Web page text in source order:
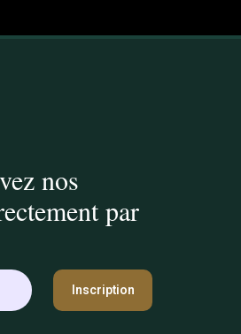
nos
par
Inscription